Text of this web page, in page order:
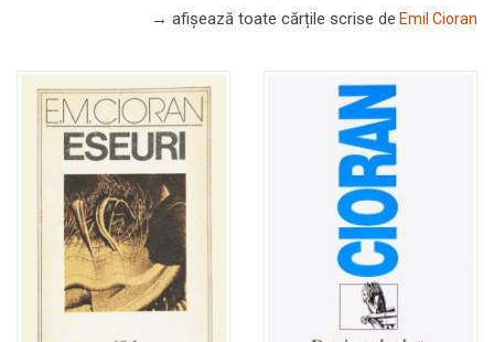
→ afișează toate cărțile scrise de Emil Cioran